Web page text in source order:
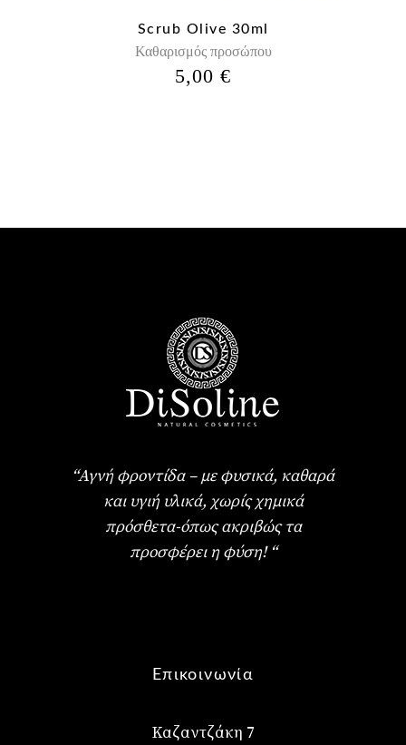
Scrub Olive 30ml
Καθαρισμός προσώπου
5,00€
“Αγνή φροντίδα – με φυσικά, καθαρά
και υγιή υλικά, χωρίς χημικά
πρόσθετα-όπως ακριβώς τα
προσφέρει η φύση! “
Επικοινωνία
Καζαντζάκη 7